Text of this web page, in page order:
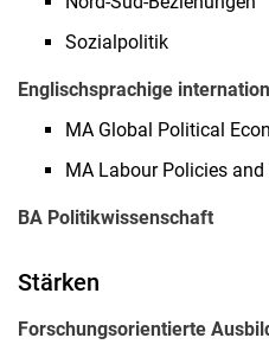
Sozialpolitik
Englischsprachige
MA Global Political
MA Labour Policies
BA Politikwissenschaft
Stärken
Forschungsorientierte